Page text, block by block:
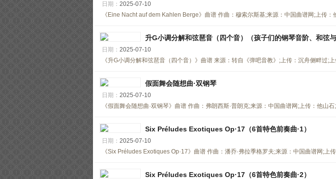
日期： 2025-07-10
《Eine Nacht auf dem Kahlen Berge》曲谱 作曲：穆索尔斯基;来源：中国曲谱网;上传
升G小调分解和弦琶音（四个音）（孩子们的钢琴音阶、和弦与
日期： 2025-07-10
《升G小调分解和弦琶音（四个音）》曲谱 来源：转自《弹吧音教》;上传：沉舟侧畔过;
假面舞会随想曲·双钢琴
日期： 2025-07-10
《假面舞会随想曲·双钢琴》曲谱 作曲：弗朗西斯·普朗克;来源：中国曲谱网;上传：他山
Six Préludes Exotiques Op·17（6首特色前奏曲·1）
日期： 2025-07-10
《Six Préludes Exotiques Op·17》曲谱 作曲：潘乔·弗拉季格罗夫;来源：中国曲谱网;上
Six Préludes Exotiques Op·17（6首特色前奏曲·2）